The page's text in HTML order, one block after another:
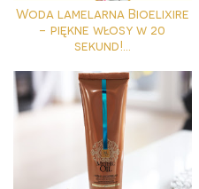
Woda lamelarna Bioelixire
- piękne włosy w 20
sekund!...